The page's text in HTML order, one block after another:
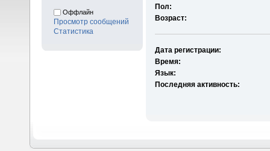
Оффлайн
Просмотр сообщений
Статистика
Пол:
Возраст:
Дата регистрации:
Время:
Язык:
Последняя активность: